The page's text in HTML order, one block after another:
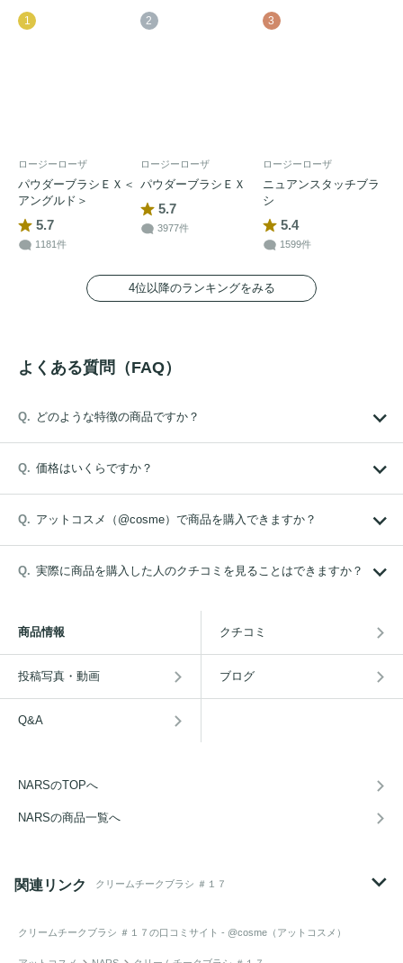
1
ロージーローザ
パウダーブラシＥＸ＜
アングルド＞
5.7
1181件
2
ロージーローザ
パウダーブラシＥＸ
5.7
3977件
3
ロージーローザ
ニュアンスタッチブラ
シ
5.4
1599件
4位以降のランキングをみる
よくある質問（FAQ）
どのような特徴の商品ですか？
価格はいくらですか？
アットコスメ（@cosme）で商品を購入できますか？
実際に商品を購入した人のクチコミを見ることはできますか？
商品情報 クチコミ
投稿写真・動画 ブログ
Q&A
NARSのTOPへ
NARSの商品一覧へ
関連リンク クリームチークブラシ ＃１７
クリームチークブラシ ＃１７ の口コミサイト - @cosme（アットコスメ）